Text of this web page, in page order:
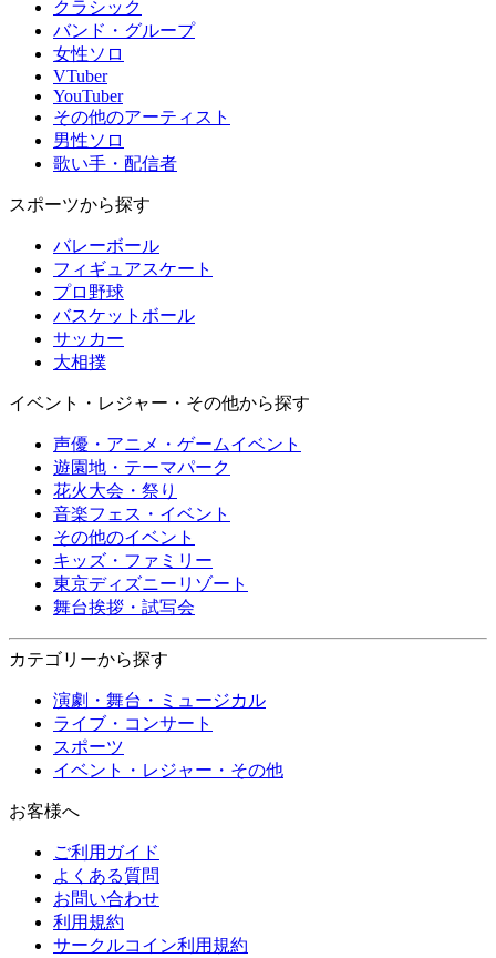
クラシック
バンド・グループ
女性ソロ
VTuber
YouTuber
その他のアーティスト
男性ソロ
歌い手・配信者
スポーツから探す
バレーボール
フィギュアスケート
プロ野球
バスケットボール
サッカー
大相撲
イベント・レジャー・その他から探す
声優・アニメ・ゲームイベント
遊園地・テーマパーク
花火大会・祭り
音楽フェス・イベント
その他のイベント
キッズ・ファミリー
東京ディズニーリゾート
舞台挨拶・試写会
カテゴリーから探す
演劇・舞台・ミュージカル
ライブ・コンサート
スポーツ
イベント・レジャー・その他
お客様へ
ご利用ガイド
よくある質問
お問い合わせ
利用規約
サークルコイン利用規約